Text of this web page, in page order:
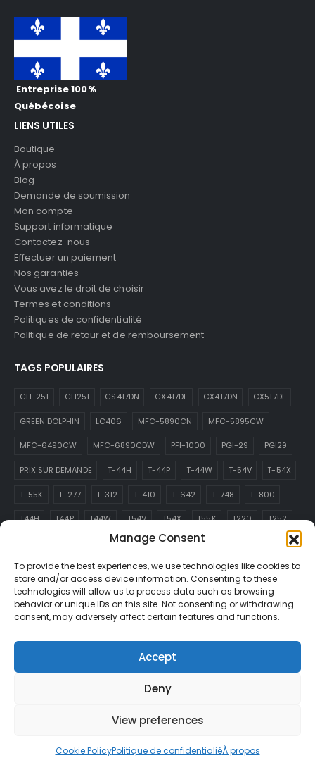
Manage Consent
To provide the best experiences, we use technologies like cookies to
store and/or access device information. Consenting to these
technologies will allow us to process data such as browsing
behavior or unique IDs on this site. Not consenting or withdrawing
consent, may adversely affect certain features and functions.
Accept
Deny
View preferences
Cookie PolicyPolitique de confidentialiéÀ propos
Entreprise 100%
Québécoise
LIENS UTILES
Boutique
À propos
Blog
Demande de soumission
Mon compte
Support informatique
Contactez-nous
Effectuer un paiement
Nos garanties
Vous avez le droit de choisir
Termes et conditions
Politiques de confidentialité
Politique de retour et de remboursement
TAGS POPULAIRES
CLI-251 CLI251 CS417DN CX417DE CX417DN CX517DE
GREEN DOLPHIN LC406 MFC-5890CN MFC-5895CW
MFC-6490CW MFC-6890CDW PFI-1000 PGI-29 PGI29
PRIX SUR DEMANDE T-44H T-44P T-44W T-54V T-54X
T-55K T-277 T-312 T-410 T-642 T-748 T-800
T44H T44P T44W T54V T54X T55K T220 T252
T410 T642 T748
TN-229
ABONNEZ-VOUS À L’INFOLETTRE
Recevez toutes les dernières informations sur les
événements, les ventes et les offres. S’inscrire à l’infolettre :
© 2025 Services Technologiques A.M. Tous droits réservés.